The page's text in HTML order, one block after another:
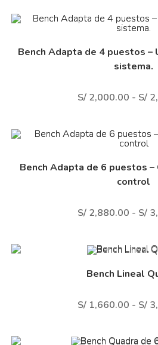
Bench Adapta de 4 puestos –
sistema.
S/2,000.00 - S/
Bench Adapta de 6 puestos
control
S/2,880.00 - S/
Bench Lineal
S/1,660.00 - S/